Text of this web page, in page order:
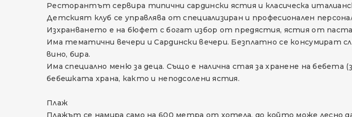
Ресторантът сервира типични сардински ястия и класическа
Детският клуб се управлява от специализиран и професионален
Изхранването е на бюфет с богат избор от предястия, ястия от
Има тематични вечери и Сардински вечери. Безплатно се консумират
вино, бира.
Има специално меню за деца. Също е налична стая за хранене на
бебешката храна, както и неподсолени ястия.
Плаж
Плажът се намира само на 600 метра от хотела, до който може лесно